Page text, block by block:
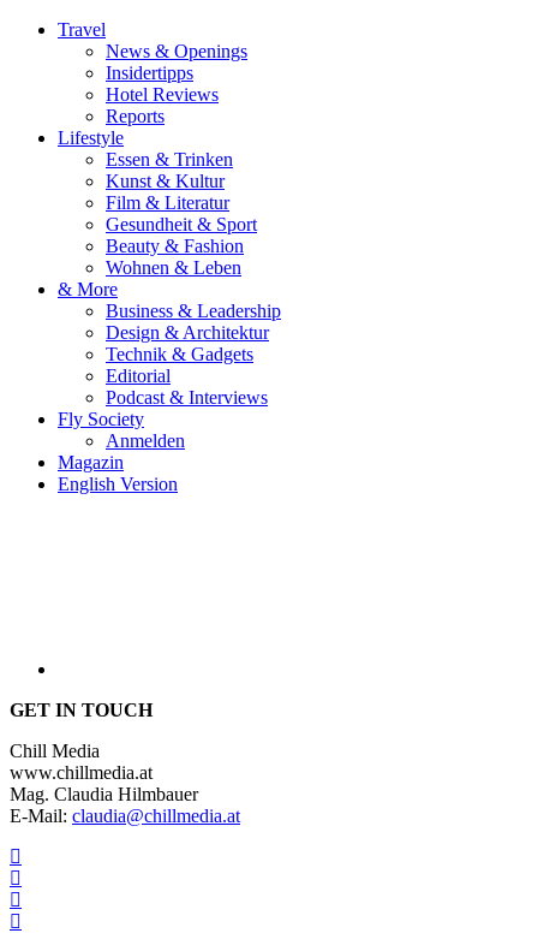
Travel
News & Openings
Insidertipps
Hotel Reviews
Reports
Lifestyle
Essen & Trinken
Kunst & Kultur
Film & Literatur
Gesundheit & Sport
Beauty & Fashion
Wohnen & Leben
& More
Business & Leadership
Design & Architektur
Technik & Gadgets
Editorial
Podcast & Interviews
Fly Society
Anmelden
Magazin
English Version
GET IN TOUCH
Chill Media
www.chillmedia.at
Mag. Claudia Hilmbauer
E-Mail: claudia@chillmedia.at